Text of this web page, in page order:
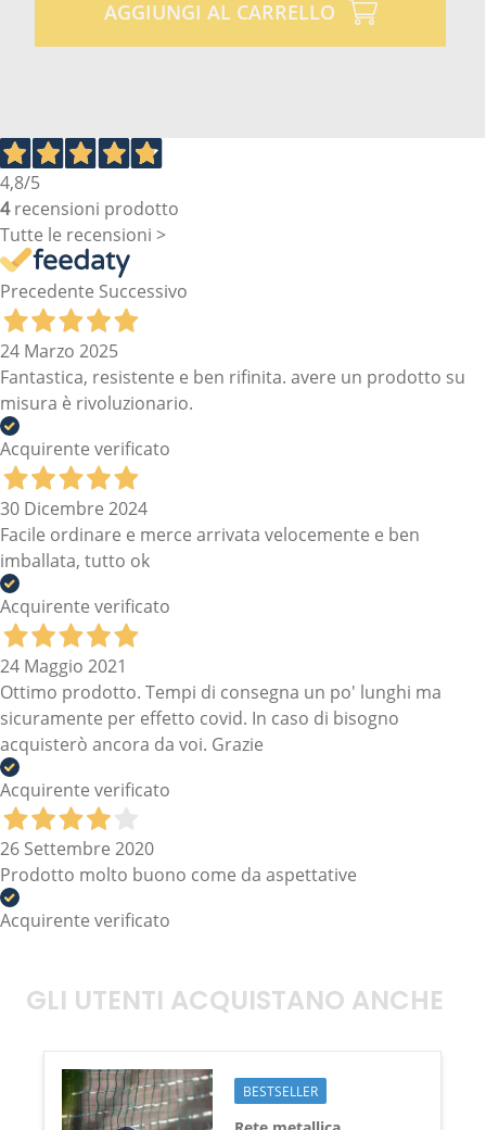
AGGIUNGI AL CARRELLO
4,8/5
4recensioni prodotto
Tutte le recensioni >
Precedente Successivo
24 Marzo 2025
Fantastica, resistente e ben rifinita. avere un prodotto su
misura è rivoluzionario.
Acquirente verificato
30 Dicembre 2024
Facile ordinare e merce arrivata velocemente e ben
imballata, tutto ok
Acquirente verificato
24 Maggio 2021
Ottimo prodotto. Tempi di consegna un po' lunghi ma
sicuramente per effetto covid. In caso di bisogno
acquisterò ancora da voi. Grazie
Acquirente verificato
26 Settembre 2020
Prodotto molto buono come da aspettative
Acquirente verificato
GLI UTENTI ACQUISTANO ANCHE
BESTSELLER